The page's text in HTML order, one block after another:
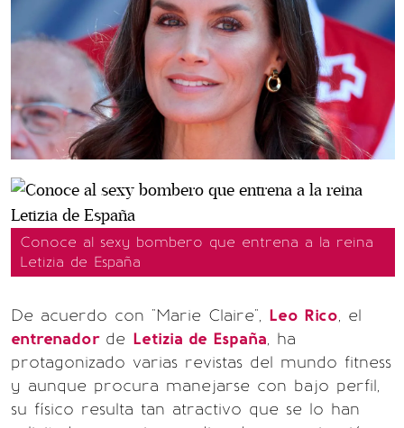
Conoce al sexy bombero que entrena a la reina
Letizia de España
De acuerdo con "Marie Claire", Leo Rico, el
entrenador de Letizia de España, ha
protagonizado varias revistas del mundo fitness
y aunque procura manejarse con bajo perfil,
su físico resulta tan atractivo que se lo han